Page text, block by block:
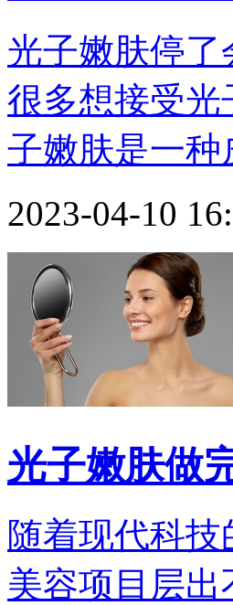
光子嫩肤停
很多想接受
子嫩肤是一种
2023-04-10
光子嫩肤做
随着现代科
美容项目层